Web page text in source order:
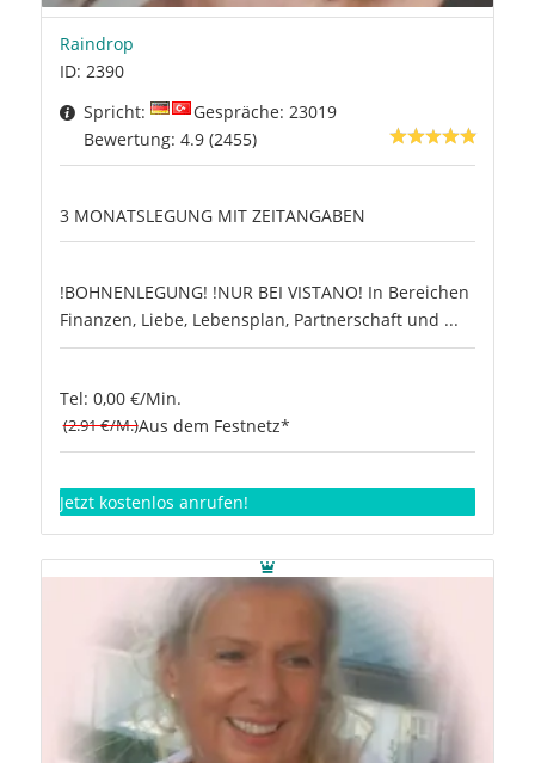
Raindrop
ID: 2390
Spricht:
Gespräche: 23019
Bewertung: 4.9 (2455)
3 MONATSLEGUNG MIT ZEITANGABEN
!BOHNENLEGUNG! !NUR BEI VISTANO! In Bereichen
Finanzen, Liebe, Lebensplan, Partnerschaft und ...
Tel: 0,00 €/Min.
(2.91 €/M.)Aus dem Festnetz*
Jetzt kostenlos anrufen!